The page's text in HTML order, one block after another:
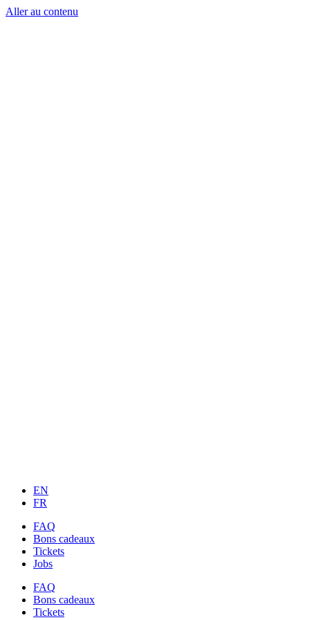
Aller au contenu
EN
FR
FAQ
Bons cadeaux
Tickets
Jobs
FAQ
Bons cadeaux
Tickets